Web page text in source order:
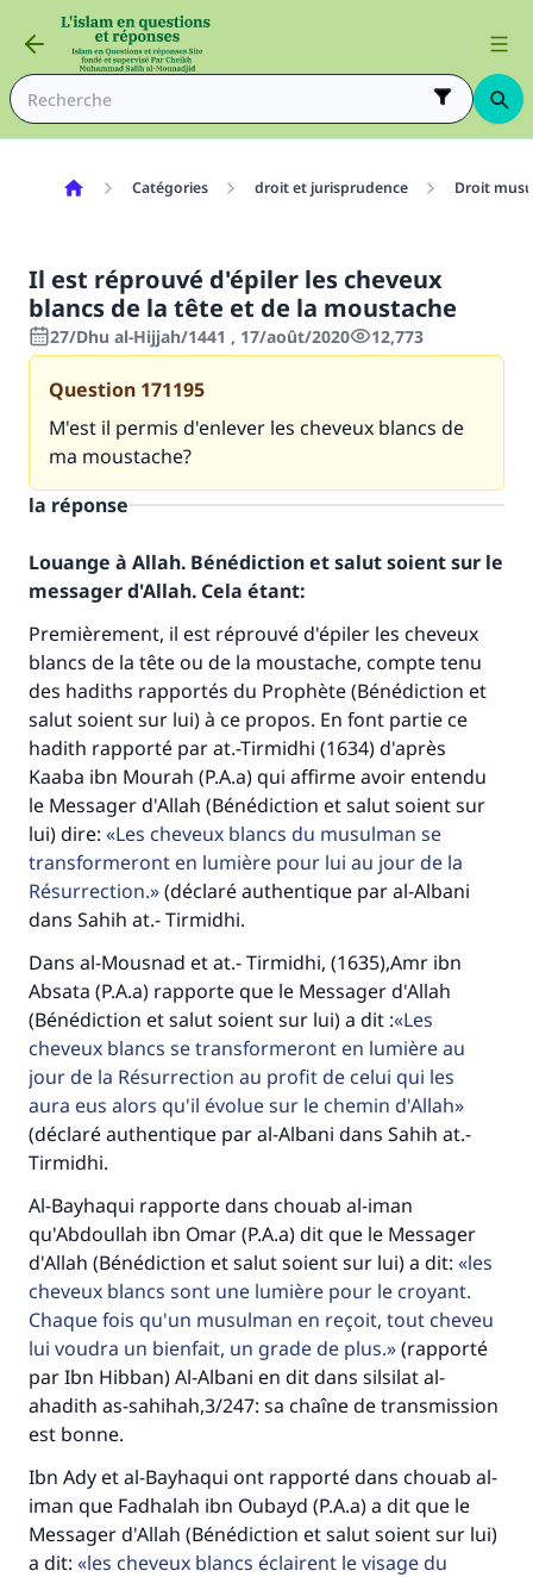
Catégories droit et jurisprudence Droit
Il est réprouvé d'épiler les cheveux
blancs de la tête et de la moustache
27/Dhu al-Hijjah/1441 , 17/août/2020 12,773
Question 171195
M'est il permis d'enlever les cheveux blancs de
ma moustache?
la réponse
Louange à Allah. Bénédiction et salut soient sur le
messager d'Allah. Cela étant:
Premièrement, il est réprouvé d'épiler les cheveux
blancs de la tête ou de la moustache, compte tenu
des hadiths rapportés du Prophète (Bénédiction et
salut soient sur lui) à ce propos. En font partie ce
hadith rapporté par at.-Tirmidhi (1634) d'après
Kaaba ibn Mourah (P.A.a) qui affirme avoir entendu
le Messager d'Allah (Bénédiction et salut soient sur
lui) dire:
Les cheveux blancs du musulman se
transformeront en lumière pour lui au jour de la
Résurrection. (déclaré authentique par al-Albani
dans Sahih at.- Tirmidhi.
Dans al-Mousnad et at.- Tirmidhi, (1635),Amr ibn
Absata (P.A.a) rapporte que le Messager d'Allah
(Bénédiction et salut soient sur lui) a dit : Les
cheveux blancs se transformeront en lumière au
jour de la Résurrection au profit de celui qui les
aura eus alors qu'il évolue sur le chemin d'Allah
(déclaré authentique par al-Albani dans Sahih at.-
Tirmidhi.
Al-Bayhaqui rapporte dans chouab al-iman
qu'Abdoullah ibn Omar (P.A.a) dit que le Messager
d'Allah (Bénédiction et salut soient sur lui) a dit:
les
cheveux blancs sont une lumière pour le croyant.
Chaque fois qu'un musulman en reçoit, tout cheveu
lui voudra un bienfait, un grade de plus. (rapporté
par Ibn Hibban) Al-Albani en dit dans silsilat al-
ahadith as-sahihah,3/247: sa chaîne de transmission
est bonne.
Ibn Ady et al-Bayhaqui ont rapporté dans chouab al-
iman que Fadhalah ibn Oubayd (P.A.a) a dit que le
Messager d'Allah (Bénédiction et salut soient sur lui)
a dit:
les cheveux blancs éclairent le visage du
Faites une différence dans la vie de
millions de personnes grâce à votre
contribution